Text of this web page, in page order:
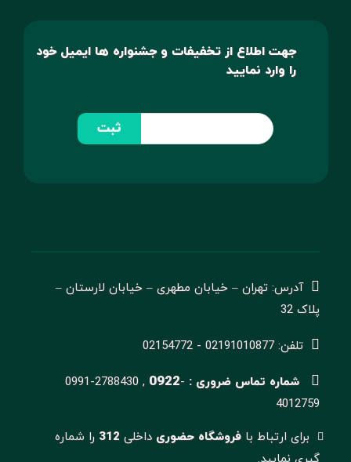
جهت اطلاع از تخفیفات و جشنواره ها ایمیل خود
را وارد نمایید
ثبت
آدرس: تهران – خیابان مطهری – خیابان لارستان –
پلاک 32
تلفن: 02191010877 - 02154772
شماره تماس ضروری : 0991-2788430 , 0922-
4012759
برای ارتباط با فروشگاه حضوریداخلی 312 را شماره